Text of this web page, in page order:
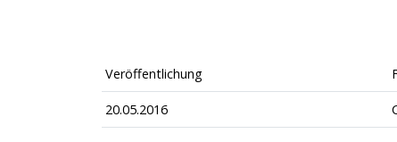
Veröffentlichung
20.05.2016